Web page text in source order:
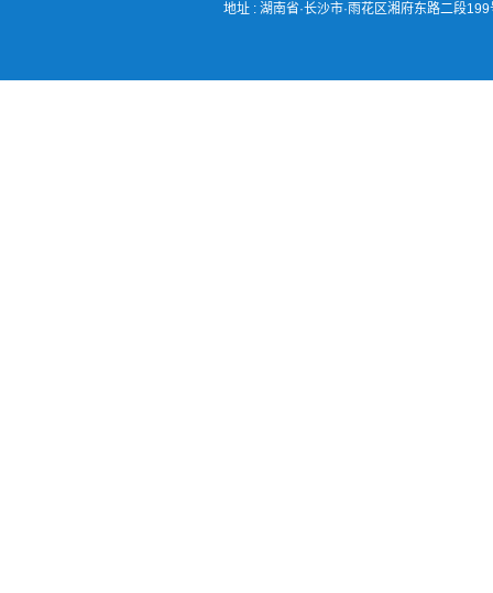
地址 : 湖南省·长沙市·雨花区湘府东路二段199